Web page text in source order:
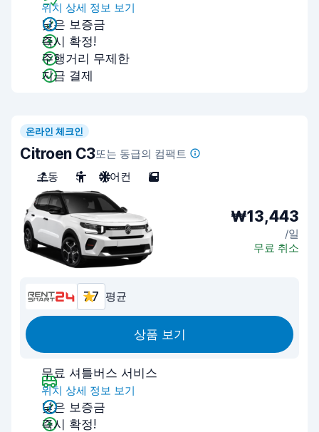
위치 상세 정보 보기
낮은 보증금
즉시 확정!
주행거리 무제한
지금 결제
온라인 체크인
Citroen C3또는 동급의 컴팩트
수동
5 에어컨 5
₩13,443
/일
무료 취소
7.7 평균
상품 보기
무료 셔틀버스 서비스
위치 상세 정보 보기
낮은 보증금
즉시 확정!